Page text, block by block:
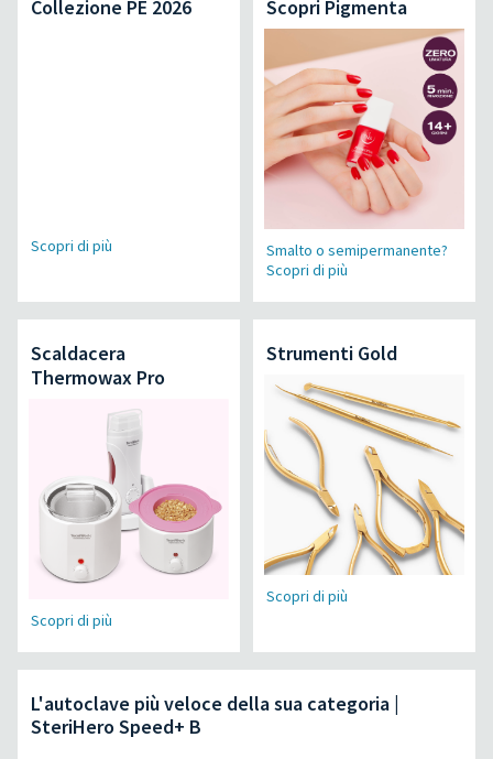
Collezione PE 2026
Scopri di più
Scopri Pigmenta
Smalto o semipermanente?
Scopri di più
Scaldacera
Thermowax Pro
Scopri di più
Strumenti Gold
Scopri di più
L'autoclave più veloce della sua categoria |
SteriHero Speed+ B